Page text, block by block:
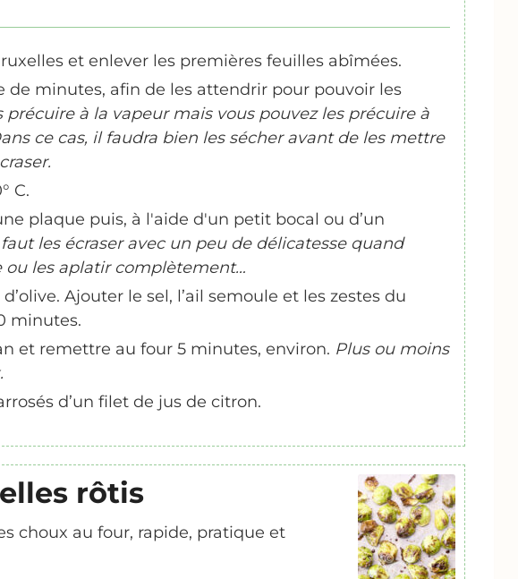
et enlever les premières feuilles abîmées.
de minutes, afin de les attendrir pour pouvoir les
précuire à la vapeur mais vous pouvez les précuire à
ce cas, il faudra bien les sécher avant de les mettre
C.
plaque puis, à l'aide d'un petit bocal ou d’un
les écraser avec un peu de délicatesse quand
ou les aplatir complètement…
Ajouter le sel, l’ail semoule et les zestes du
minutes.
et remettre au four 5 minutes, environ. Plus ou moins
d’un filet de jus de citron.
rôtis
choux au four, rapide, pratique et